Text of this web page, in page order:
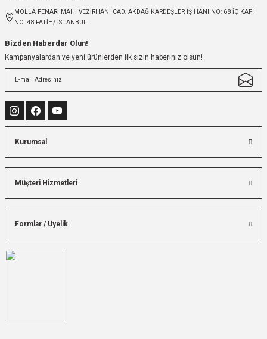
MOLLA FENARİ MAH. VEZİRHANI CAD. AKDAĞ KARDEŞLER IŞ HANI NO: 68 İÇ KAPI
NO: 48 FATİH/ İSTANBUL
Bizden Haberdar Olun!
Kampanyalardan ve yeni ürünlerden ilk sizin haberiniz olsun!
Kurumsal
Müşteri Hizmetleri
Formlar / Üyelik